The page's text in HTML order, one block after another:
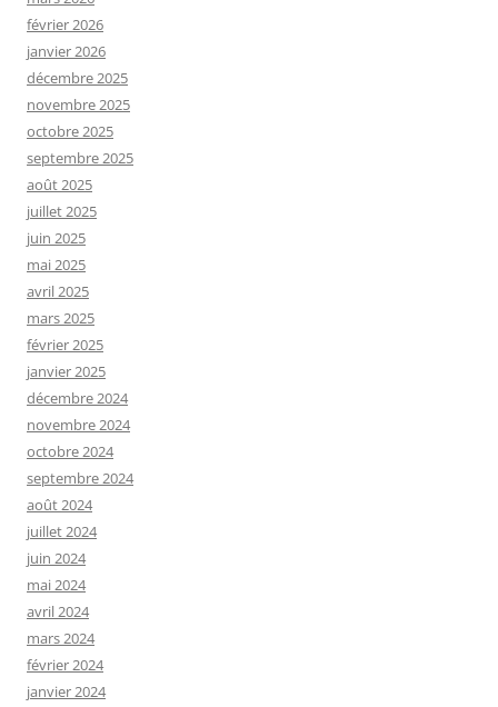
février 2026
janvier 2026
décembre 2025
novembre 2025
octobre 2025
septembre 2025
août 2025
juillet 2025
juin 2025
mai 2025
avril 2025
mars 2025
février 2025
janvier 2025
décembre 2024
novembre 2024
octobre 2024
septembre 2024
août 2024
juillet 2024
juin 2024
mai 2024
avril 2024
mars 2024
février 2024
janvier 2024